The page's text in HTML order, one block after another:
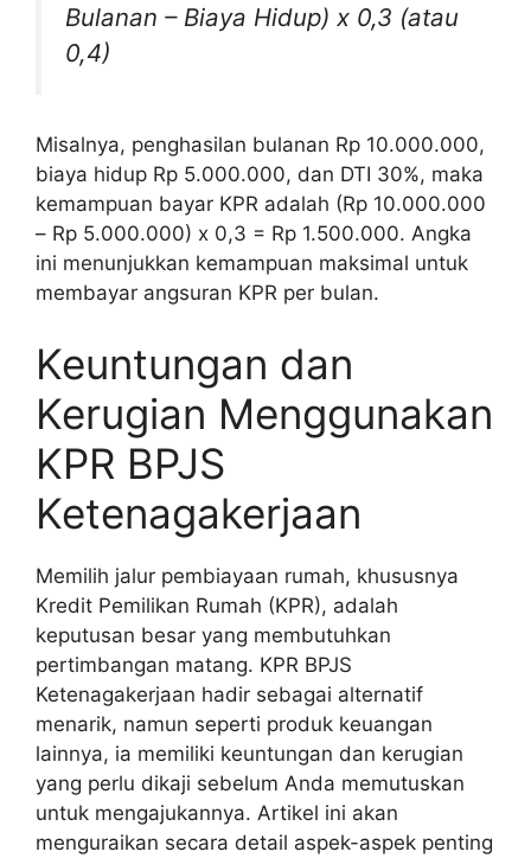
Bulanan – Biaya Hidup) x 0,3 (atau
0,4)
Misalnya, penghasilan bulanan Rp 10.000.000,
biaya hidup Rp 5.000.000, dan DTI 30%, maka
kemampuan bayar KPR adalah (Rp 10.000.000
– Rp 5.000.000) x 0,3 = Rp 1.500.000. Angka
ini menunjukkan kemampuan maksimal untuk
membayar angsuran KPR per bulan.
Keuntungan dan
Kerugian Menggunakan
KPR BPJS
Ketenagakerjaan
Memilih jalur pembiayaan rumah, khususnya
Kredit Pemilikan Rumah (KPR), adalah
keputusan besar yang membutuhkan
pertimbangan matang. KPR BPJS
Ketenagakerjaan hadir sebagai alternatif
menarik, namun seperti produk keuangan
lainnya, ia memiliki keuntungan dan kerugian
yang perlu dikaji sebelum Anda memutuskan
untuk mengajukannya. Artikel ini akan
menguraikan secara detail aspek-aspek penting